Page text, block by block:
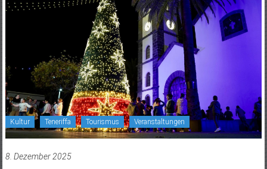
Kultur Teneriffa Tourismus Veranstaltungen
8. Dezember 2025